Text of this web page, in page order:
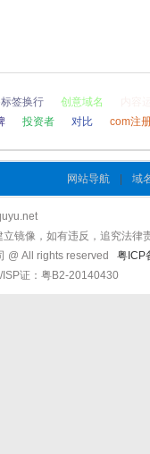
签换行 创意域名
投资者 对比 com注
网站导航 域
镜像，如有违反，追究法律
@ All rights reserved 粤ICP
ISP证：粤B2-20140430